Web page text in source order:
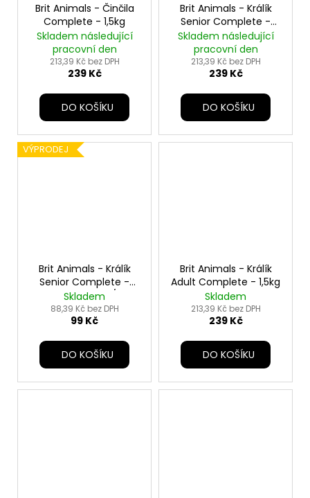
Brit Animals - Činčila
Complete - 1,5kg
Skladem následující
pracovní den
213,39 Kč bez DPH
239 Kč
DO KOŠÍKU
Brit Animals - Králík
Senior Complete -
1,5kg
Skladem následující
pracovní den
213,39 Kč bez DPH
239 Kč
DO KOŠÍKU
VÝPRODEJ
Brit Animals - Králík
Senior Complete -
1,5kg - expirace 3/2026
Skladem
88,39 Kč bez DPH
99 Kč
DO KOŠÍKU
Brit Animals - Králík
Adult Complete - 1,5kg
Skladem
213,39 Kč bez DPH
239 Kč
DO KOŠÍKU